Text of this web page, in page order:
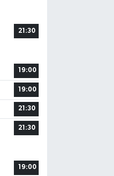
21:30
19:00
19:00
21:30
21:30
19:00